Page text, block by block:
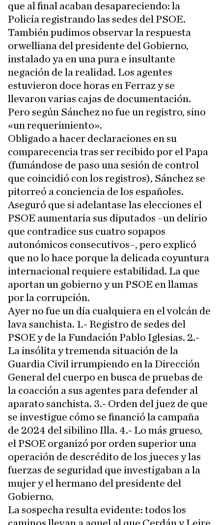
que al final acaban desapareciendo: la
Policía registrando las sedes del PSOE.
También pudimos observar la respuesta
orwelliana del presidente del Gobierno,
instalado ya en una pura e insultante
negación de la realidad. Los agentes
estuvieron doce horas en Ferraz y se
llevaron varias cajas de documentación.
Pero según Sánchez no fue un registro, sino
«un requerimiento».
Obligado a hacer declaraciones en su
comparecencia tras ser recibido por el Papa
(fumándose de paso una sesión de control
que coincidió con los registros), Sánchez se
pitorreó a conciencia de los españoles.
Aseguró que si adelantase las elecciones el
PSOE aumentaría sus diputados –un delirio
que contradice sus cuatro sopapos
autonómicos consecutivos–, pero explicó
que no lo hace porque la delicada coyuntura
internacional requiere estabilidad. La que
aportan un gobierno y un PSOE en llamas
por la corrupción.
Ayer no fue un día cualquiera en el volcán de
lava sanchista. 1.- Registro de sedes del
PSOE y de la Fundación Pablo Iglesias. 2.-
La insólita y tremenda situación de la
Guardia Civil irrumpiendo en la Dirección
General del cuerpo en busca de pruebas de
la coacción a sus agentes para defender al
aparato sanchista. 3.- Orden del juez de que
se investigue cómo se financió la campaña
de 2024 del sibilino Illa. 4.- Lo más grueso,
el PSOE organizó por orden superior una
operación de descrédito de los jueces y las
fuerzas de seguridad que investigaban a la
mujer y el hermano del presidente del
Gobierno.
La sospecha resulta evidente: todos los